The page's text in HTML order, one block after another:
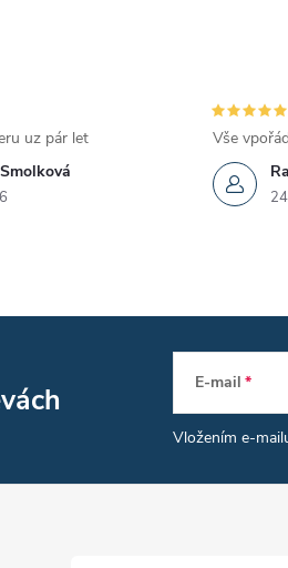
uz pár let
Vše
E-mail
Vložením e-